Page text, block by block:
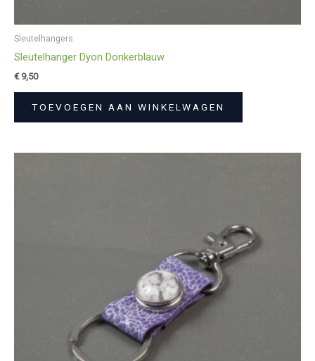
Sleutelhangers
Sleutelhanger Dyon Donkerblauw
€9,50
TOEVOEGEN AAN WINKELWAGEN